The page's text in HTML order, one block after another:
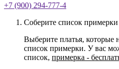
+7 (900) 294-777-4
Соберите список примерки
Выберите платья, которые
список примерки. У вас
список, примерка -